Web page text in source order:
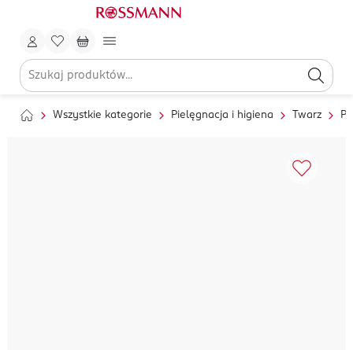
Wszystkie kategorie Pielęgnacja i higiena Twarz